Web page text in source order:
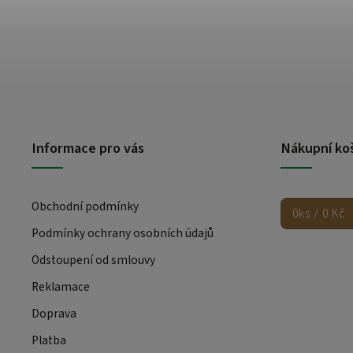
Informace pro vás
Obchodní podmínky
Podmínky ochrany osobních údajů
Odstoupení od smlouvy
Reklamace
Doprava
Platba
Nákupní
0ks / 0 Kč